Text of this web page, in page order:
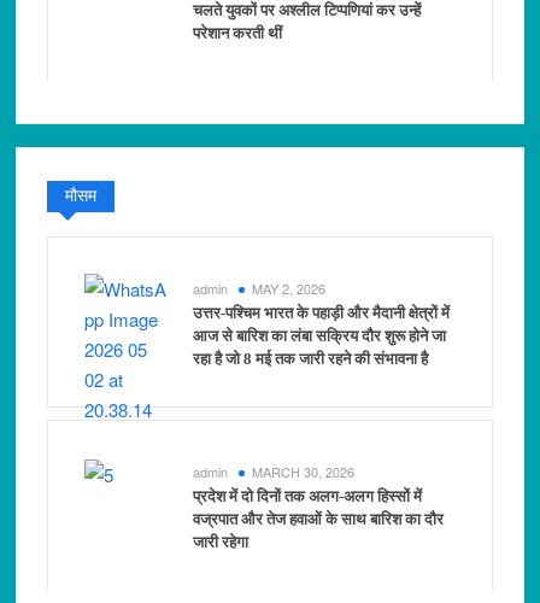
चलते युवकों पर अश्लील टिप्पणियां कर उन्हें
परेशान करती थीं
मौसम
admin MAY 2, 2026
उत्तर-पश्चिम भारत के पहाड़ी और मैदानी क्षेत्रों में
आज से बारिश का लंबा सक्रिय दौर शुरू होने जा
रहा है जो 8 मई तक जारी रहने की संभावना है
admin MARCH 30, 2026
प्रदेश में दो दिनों तक अलग-अलग हिस्सों में
वज्रपात और तेज हवाओं के साथ बारिश का दौर
जारी रहेगा